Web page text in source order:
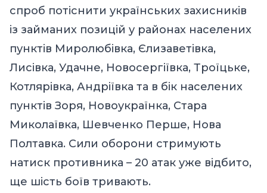
спроб потіснити українських захисників
із займаних позицій у районах населених
пунктів Миролюбівка, Єлизаветівка,
Лисівка, Удачне, Новосергіївка, Троїцьке,
Котлярівка, Андріївка та в бік населених
пунктів Зоря, Новоукраїнка, Стара
Миколаївка, Шевченко Перше, Нова
Полтавка. Сили оборони стримують
натиск противника – 20 атак уже відбито,
ще шість боїв тривають.